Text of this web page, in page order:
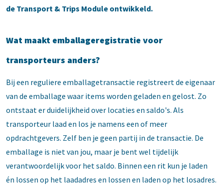
de Transport & Trips Module ontwikkeld.
Wat maakt emballageregistratie voor
transporteurs anders?
Bij een reguliere emballagetransactie registreert de eigenaar
van de emballage waar items worden geladen en gelost. Zo
ontstaat er duidelijkheid over locaties en saldo's. Als
transporteur laad en los je namens een of meer
opdrachtgevers. Zelf ben je geen partij in de transactie. De
emballage is niet van jou, maar je bent wel tijdelijk
verantwoordelijk voor het saldo. Binnen een rit kun je laden
én lossen op het laadadres en lossen en laden op het losadres.